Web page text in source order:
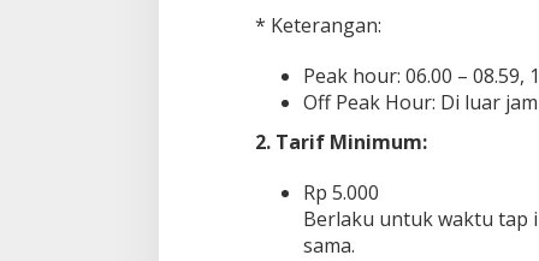
* Keterangan:
Peak hour: 06.00 – 08.59,
Off Peak Hour: Di luar jam
2. Tarif Minimum:
Rp 5.000
Berlaku untuk waktu tap
sama.